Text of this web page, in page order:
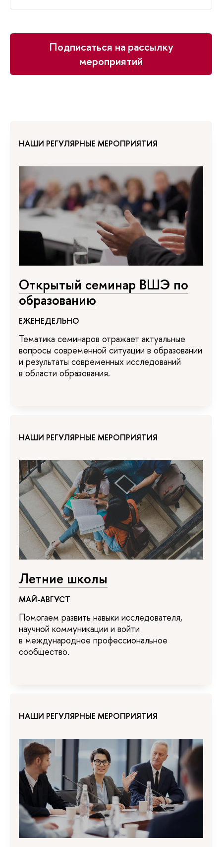
Подписаться на рассылку
мероприятий
НАШИ РЕГУЛЯРНЫЕ МЕРОПРИЯТИЯ
Открытый семинар ВШЭ по
образованию
ЕЖЕНЕДЕЛЬНО
Тематика семинаров отражает актуальные
вопросы современной ситуации в образовании
и результаты современных исследований
в области образования.
НАШИ РЕГУЛЯРНЫЕ МЕРОПРИЯТИЯ
Летние школы
МАЙ-АВГУСТ
Помогаем развить навыки исследователя,
научной коммуникации и войти
в международное профессиональное
сообщество.
НАШИ РЕГУЛЯРНЫЕ МЕРОПРИЯТИЯ